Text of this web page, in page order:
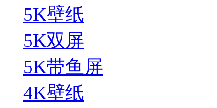
5K壁纸
5K双屏
5K带鱼屏
4K壁纸